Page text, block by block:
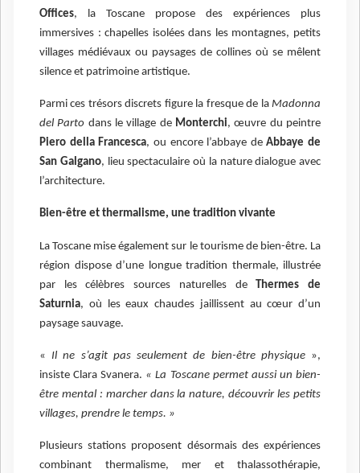
Offices, la Toscane propose des expériences plus
immersives : chapelles isolées dans les montagnes, petits
villages médiévaux ou paysages de collines où se mêlent
silence et patrimoine artistique.
Parmi ces trésors discrets figure la fresque de la Madonna
del Parto dans le village de Monterchi, œuvre du peintre
Piero della Francesca, ou encore l’abbaye deAbbaye de
San Galgano, lieu spectaculaire où la nature dialogue avec
l’architecture.
Bien-être et thermalisme, une tradition vivante
La Toscane mise également sur le tourisme de bien-être. La
région dispose d’une longue tradition thermale, illustrée
par les célèbres sources naturelles deThermes de
Saturnia, où les eaux chaudes jaillissent au cœur d’un
paysage sauvage.
« Il ne s’agit pas seulement de bien-être physique»,
insiste Clara Svanera. « La Toscane permet aussi un bien-
être mental : marcher dans la nature, découvrir les petits
villages, prendre le temps. »
Plusieurs stations proposent désormais des expériences
combinant thermalisme, mer et thalassothérapie,